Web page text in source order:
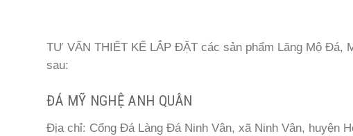
TƯ VẤN THIẾT KẾ LẮP ĐẶT các sản phẩm Lăng Mộ Đá,
sau:
ĐÁ MỸ NGHỆ ANH QUÂN
Địa chỉ: Cổng Đá Làng Đá Ninh Vân, xã Ninh Vân, huyện